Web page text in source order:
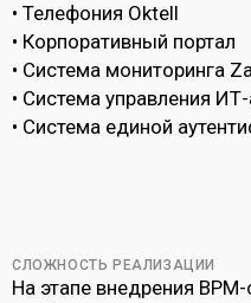
• Телефония Oktell
• Корпоративный портал
• Система мониторинга
• Система управления
• Система единой
СЛОЖНОСТЬ РЕАЛИЗАЦИИ
На этапе внедрения